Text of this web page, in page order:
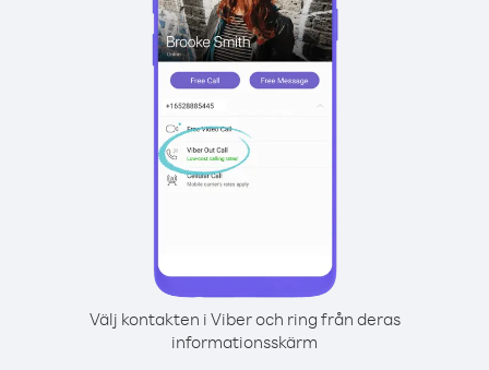
Välj kontakten i Viber och ring från deras
informationsskärm